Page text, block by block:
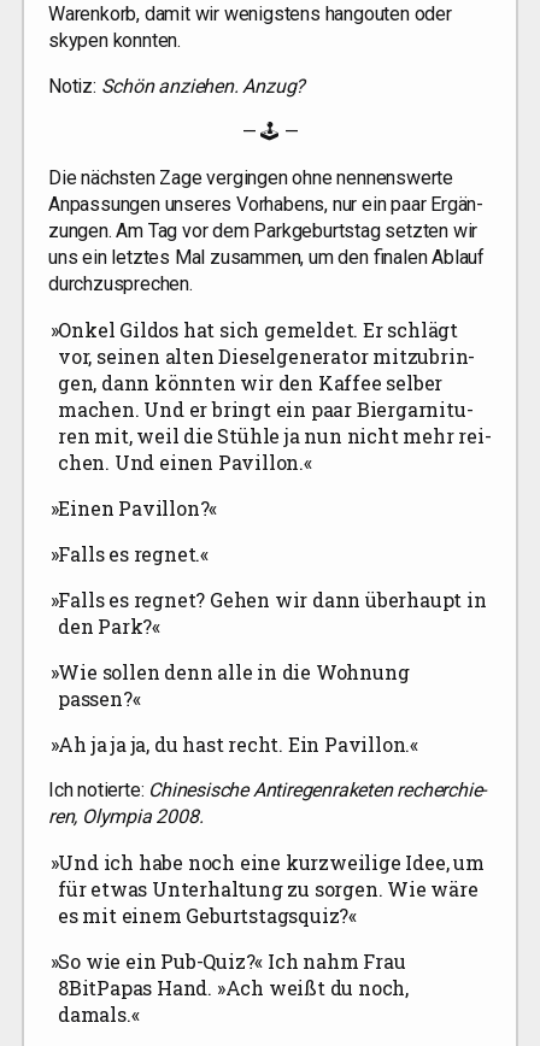
Waren­korb, damit wir wenigs­tens han­gou­ten oder
sky­pen konnten.
Notiz: Schön anzie­hen. Anzug?
— 🕹 —
Die nächs­ten Zage ver­gin­gen ohne nen­nens­wer­te
Anpas­sun­gen unse­res Vor­ha­bens, nur ein paar Ergän­
zun­gen. Am Tag vor dem Park­ge­burts­tag setz­ten wir
uns ein letz­tes Mal zusam­men, um den fina­len Ablauf
durchzusprechen.
»Onkel Gil­dos hat sich gemel­det. Er schlägt
vor, sei­nen alten Die­sel­ge­ne­ra­tor mit­zu­brin­
gen, dann könn­ten wir den Kaf­fee sel­ber
machen. Und er bringt ein paar Bier­gar­ni­tu­
ren mit, weil die Stüh­le ja nun nicht mehr rei­
chen. Und einen Pavillon.«
»Einen Pavil­lon?«
»Falls es regnet.«
»Falls es reg­net? Gehen wir dann über­haupt in
den Park?«
»Wie sol­len denn alle in die Woh­nung
passen?«
»Ah ja ja ja, du hast recht. Ein Pavillon.«
Ich notier­te: Chi­ne­si­sche Anti­re­gen­ra­ke­ten recher­chie­
ren, Olym­pia 2008.
»Und ich habe noch eine kurz­wei­li­ge Idee, um
für etwas Unter­hal­tung zu sor­gen. Wie wäre
es mit einem Geburtstagsquiz?«
»So wie ein Pub-Quiz?« Ich nahm Frau
8BitPapas Hand. »Ach weißt du noch,
damals.«